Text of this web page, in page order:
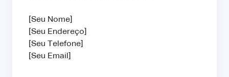
[Seu Nome]
[Seu Endereço]
[Seu Telefone]
[Seu Email]